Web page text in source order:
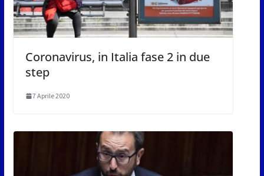
Coronavirus, in Italia fase 2 in due
step
7 Aprile 2020